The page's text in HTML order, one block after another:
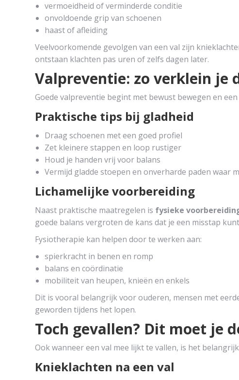
vermoeidheid of verminderde conditie
onvoldoende grip van schoenen
haast of afleiding
Veelvoorkomende gevolgen van een val zijn
ontstaan klachten pas uren of zelfs dagen later.
Valpreventie: zo verklein je
Goede valpreventie begint met bewust bewegen en
Praktische tips bij gladheid
Draag schoenen met een goed profiel
Zet kleinere stappen en loop rustiger
Houd je handen vrij voor balans
Vermijd gladde stoepen en onverharde paden waar
Lichamelijke voorbereiding
Naast praktische maatregelen is fysieke
goede balans vergroten de kans dat je een misstap
Fysiotherapie kan helpen door te werken aan:
spierkracht in benen en romp
balans en coördinatie
mobiliteit van heupen, knieën en enkels
Dit is vooral belangrijk voor ouderen, mensen met
geworden tijdens het lopen.
Toch gevallen? Dit moet je
Ook wanneer een val mee lijkt te vallen, is het
Knieklachten na een val